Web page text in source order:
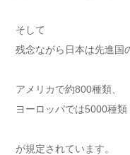
そして
残念ながら日本は先進国
アメリカで約800種類、
ヨーロッパでは5000種類
が規定されています。